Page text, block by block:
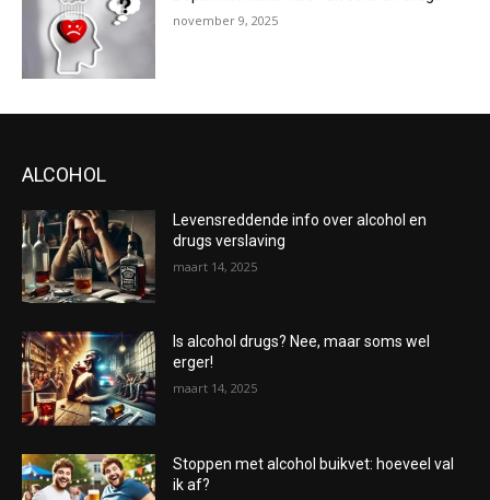
november 9, 2025
ALCOHOL
Levensreddende info over alcohol en
drugs verslaving
maart 14, 2025
Is alcohol drugs? Nee, maar soms wel
erger!
maart 14, 2025
Stoppen met alcohol buikvet: hoeveel val
ik af?